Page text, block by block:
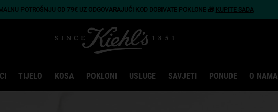
POTROŠNJU OD 79€ UZ ODGOVARAJUĆI KOD DOBIVATE POKLONE 🎁 KUPITE SADA
TIJELO KOSA POKLONI USLUGE SAVJETI PONUDE O NAMA